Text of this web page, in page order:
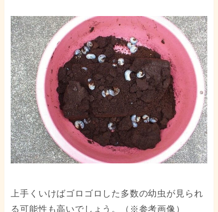
上手くいけばゴロゴロした多数の幼虫が見られ
る可能性も高いでしょう。（※参考画像）